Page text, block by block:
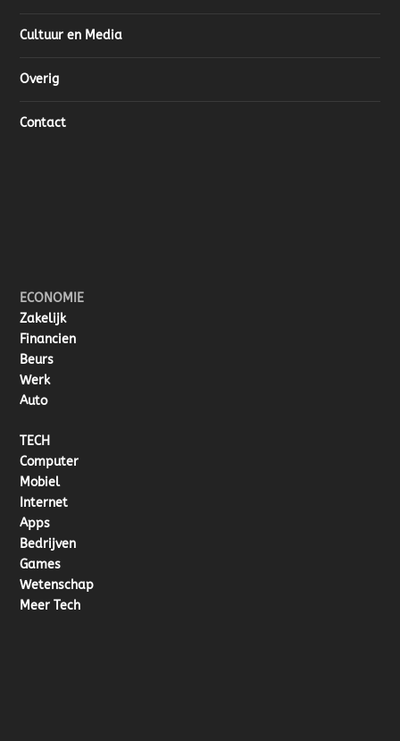
Cultuur en Media
Overig
Contact
ECONOMIE
Zakelijk
Financien
Beurs
Werk
Auto
TECH
Computer
Mobiel
Internet
Apps
Bedrijven
Games
Wetenschap
Meer Tech